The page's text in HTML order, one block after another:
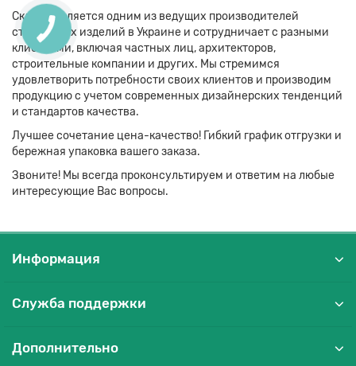
Скло-М является одним из ведущих производителей
стеклянных изделий в Украине и сотрудничает с разными
клиентами, включая частных лиц, архитекторов,
строительные компании и других. Мы стремимся
удовлетворить потребности своих клиентов и производим
продукцию с учетом современных дизайнерских тенденций
и стандартов качества.
Лучшее сочетание цена-качество! Гибкий график отгрузки и
бережная упаковка вашего заказа.
Звоните! Мы всегда проконсультируем и ответим на любые
интересующие Вас вопросы.
Информация
Служба поддержки
Дополнительно